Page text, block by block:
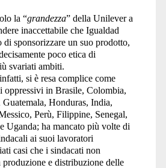
la “grandezza” della Unilever a
inaccettabile che Igualdad
di sponsorizzare un suo prodotto,
poco etica di
svariati ambiti.
si è resa complice come
oppressivi in Brasile, Colombia,
Honduras, India,
Perù, Filippine, Senegal,
Uganda; ha mancato più volte di
ai suoi lavoratori
casi che i sindacati non
produzione e distribuzione delle